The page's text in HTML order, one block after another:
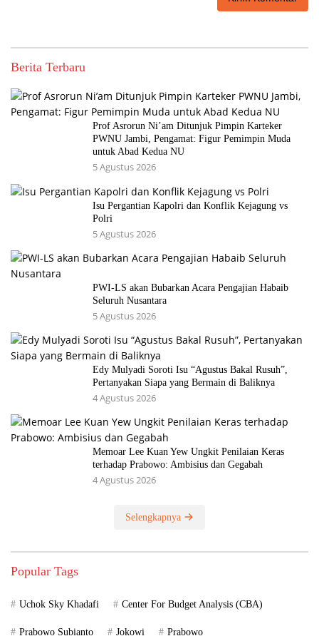
Berita Terbaru
Prof Asrorun Ni’am Ditunjuk Pimpin Karteker
PWNU Jambi, Pengamat: Figur Pemimpin Muda
untuk Abad Kedua NU
5 Agustus 2026
Isu Pergantian Kapolri dan Konflik Kejagung vs
Polri
5 Agustus 2026
PWI-LS akan Bubarkan Acara Pengajian Habaib
Seluruh Nusantara
5 Agustus 2026
Edy Mulyadi Soroti Isu “Agustus Bakal Rusuh”,
Pertanyakan Siapa yang Bermain di Baliknya
4 Agustus 2026
Memoar Lee Kuan Yew Ungkit Penilaian Keras
terhadap Prabowo: Ambisius dan Gegabah
4 Agustus 2026
Selengkapnya
Popular Tags
Uchok Sky Khadafi Center For Budget Analysis (CBA)
Prabowo Subianto Jokowi Prabowo